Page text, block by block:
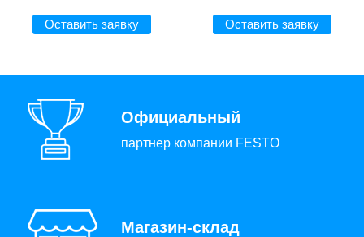
Оставить заявку Оставить заявку
Официальный
партнер компании FESTO
Магазин-склад